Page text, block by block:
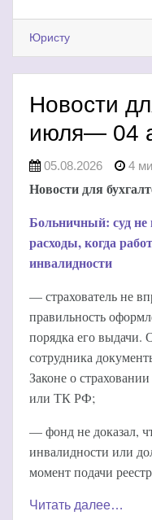
Юристу
Новости
июля— 04
05.08.2026 4
Новости для
Больничный: суд
расходы, когда
инвалидности
— страхователь не
правильность
порядка его выдачи.
сотрудника
Законе о
или ТК РФ;
— фонд не доказал,
инвалидности или
момент подачи
Читать далее…